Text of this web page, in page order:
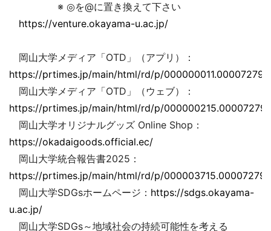
※ ◎を@に置き換えて下さい
https://venture.okayama-u.ac.jp/
岡山大学メディア「OTD」（アプリ）：
https://prtimes.jp/main/html/rd/p/
岡山大学メディア「OTD」（ウェブ）：
https://prtimes.jp/main/html/rd/p/
岡山大学オリジナルグッズ Online Shop：
https://okadaigoods.official.ec/
岡山大学統合報告書2025：
https://prtimes.jp/main/html/rd/p/
岡山大学SDGsホームページ： https://sdgs.okayama-
u.ac.jp/
岡山大学SDGs～地域社会の持続可能性を考える